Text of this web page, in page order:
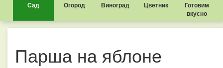
Сад Огород Виноград Цветник
Готовим
вкусно
Парша на яблоне